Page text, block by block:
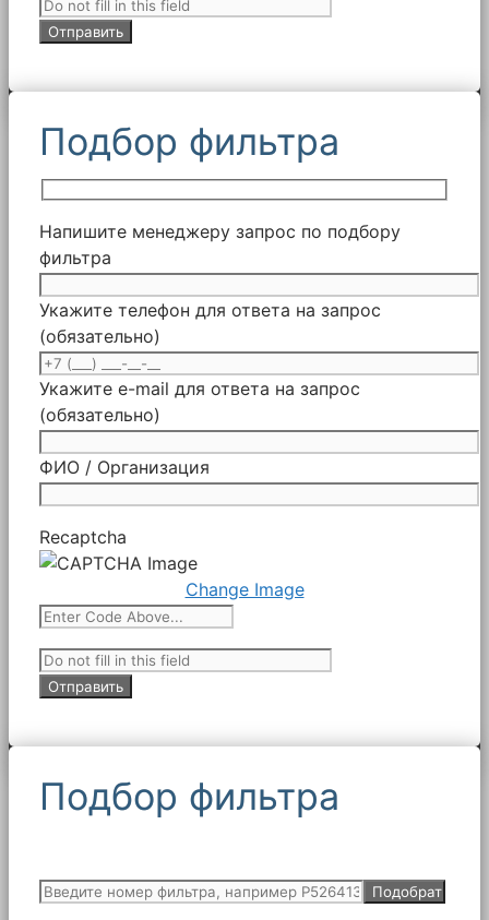
Подбор фильтра
Напишите менеджеру запрос по подбору
фильтра
Укажите телефон для ответа на запрос
(обязательно)
Укажите e-mail для ответа на запрос
(обязательно)
ФИО / Организация
Recaptcha
Change Image
Подбор фильтра